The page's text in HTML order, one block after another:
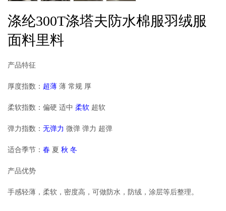
涤纶300T涤塔夫防水棉服羽绒服
面料里料
产品特征
厚度指数： 超薄 薄 常规 厚
柔软指数：偏硬 适中 柔软 超软
弹力指数： 无弹力 微弹 弹力 超弹
适合季节： 春 夏 秋 冬
产品优势
手感轻薄，柔软，密度高，可做防水，防绒，涂层等后整理。